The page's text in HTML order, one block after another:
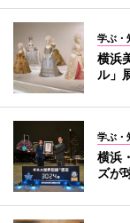
学ぶ・
横浜
ル」
学ぶ・
横浜
ズが